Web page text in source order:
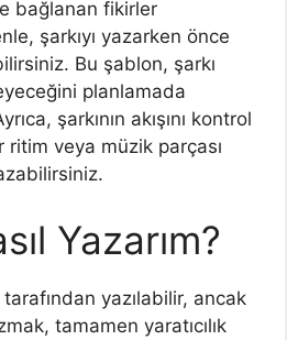
bağlanan fikirler
şarkıyı yazarken önce
Bu şablon, şarkı
planlamada
şarkının akışını kontrol
veya müzik parçası
Yazarım?
yazılabilir, ancak
tamamen yaratıcılık